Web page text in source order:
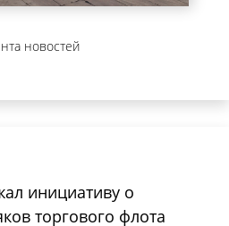
новостей
инициативу о
торгового флота